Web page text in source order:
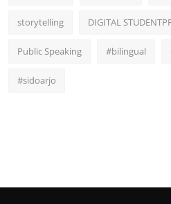
storytelling DIGITAL
Public Speaking #bilingual
#sidoarjo